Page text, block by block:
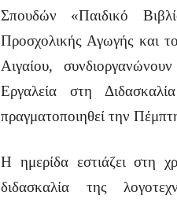
Σπουδών «Παιδικό
Προσχολικής Αγωγής και
Αιγαίου,
Εργαλεία στη
πραγματοποιηθεί την
Η ημερίδα εστιάζει στη
διδασκαλία της